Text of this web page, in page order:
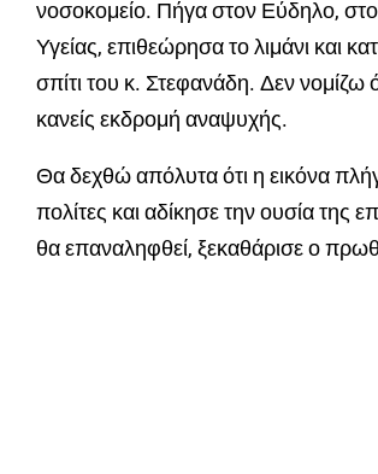
νοσοκομείο. Πήγα στον Εύδηλο,
Υγείας, επιθεώρησα το λιμάνι και
σπίτι του κ. Στεφανάδη. Δεν νομίζω
κανείς εκδρομή αναψυχής.
Θα δεχθώ απόλυτα ότι η εικόνα
πολίτες και αδίκησε την ουσία της
θα επαναληφθεί, ξεκαθάρισε ο